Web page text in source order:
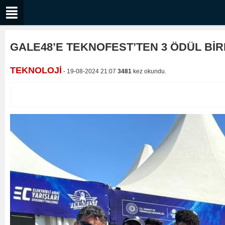
GALE48’E TEKNOFEST’TEN 3 ÖDÜL
TEKNOLOJİ - 19-08-2024 21:07 3481 kez okundu.